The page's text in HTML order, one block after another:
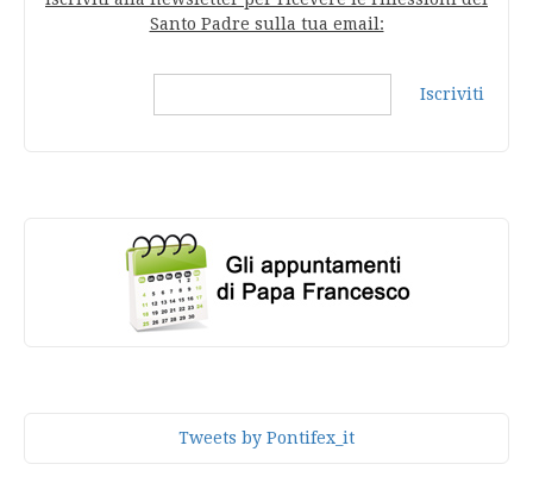
Santo Padre sulla tua email:
Iscriviti
Tweets by Pontifex_it